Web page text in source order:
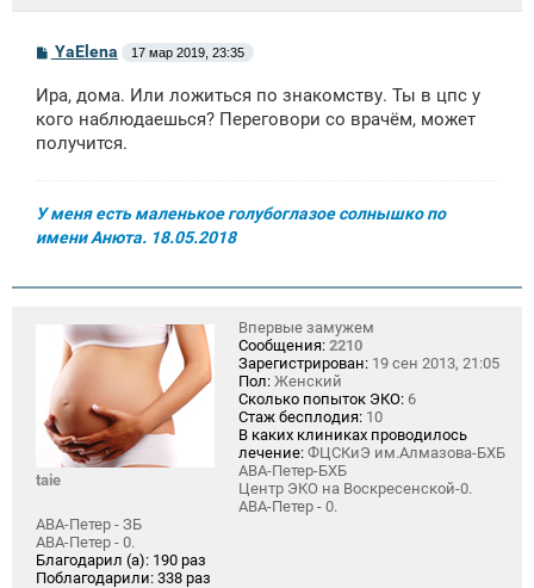
С
б
щ
н
YaElena 17 мар 2019, 23:35
Ира, дома. Или ложиться по знакомству. Ты в цпс у
кого наблюдаешься? Переговори со врачём, может
получится.
У меня есть маленькое голубоглазое солнышко по
имени Анюта. 18.05.2018
taie
Впервые замужем
Сообщения: 2210
Зарегистрирован: 19 сен 2013, 21:05
Пол: Женский
Сколько попыток ЭКО: 6
Стаж бесплодия: 10
В каких клиниках проводилось
лечение: ФЦСКиЭ им.Алмазова-БХБ
АВА-Петер-БХБ
Центр ЭКО на Воскресенской-0.
АВА-Петер - 0.
АВА-Петер - ЗБ
АВА-Петер - 0.
Благодарил (а): 190 раз
Поблагодарили: 338 раз